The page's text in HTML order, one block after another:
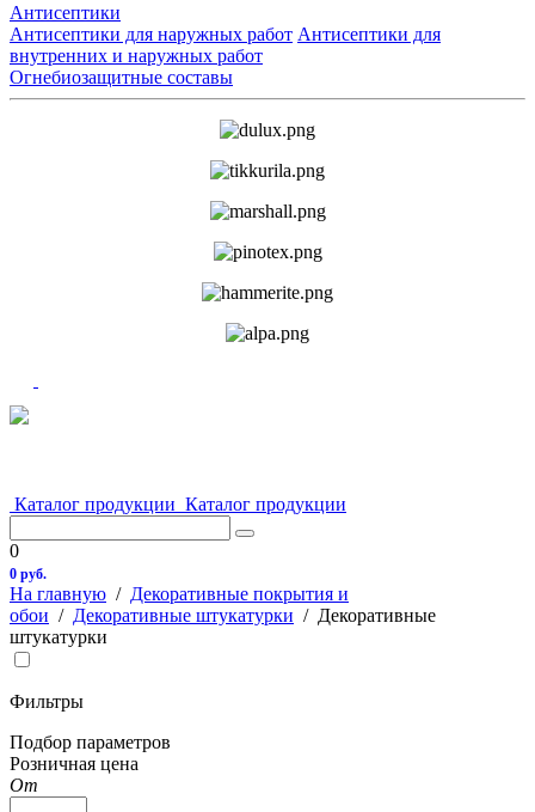
Антисептики
Антисептики для наружных работ Антисептики для
внутренних и наружных работ
Огнебиозащитные составы
Каталог продукции Каталог продукции
0
0 руб.
На главную / Декоративные покрытия и
обои / Декоративные штукатурки / Декоративные
штукатурки
Фильтры
Подбор параметров
Розничная цена
От